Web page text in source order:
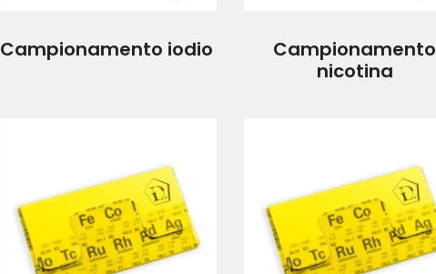
Campionamento iodio
Campionamento
nicotina